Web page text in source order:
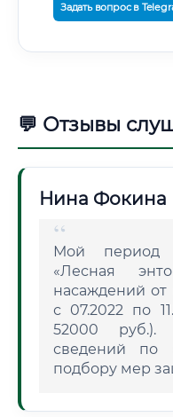
Задать вопрос в
💬 Отзывы
Нина Фокина
Мой период
«Лесная
насаждений от
с 07.2022 по
52000 руб.).
сведений по
подбору мер